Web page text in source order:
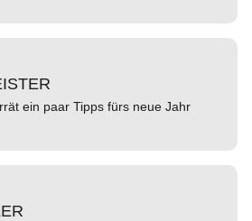
ein paar Tipps fürs neue Jahr